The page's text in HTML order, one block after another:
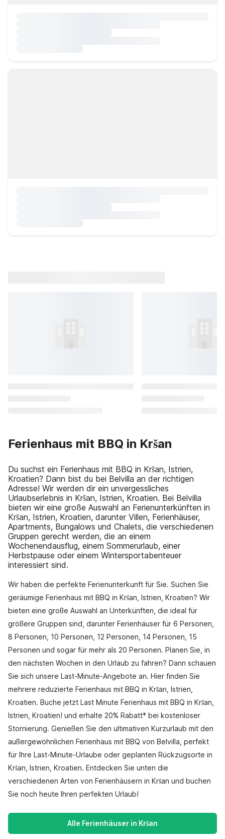
Ferienhaus mit BBQ in Kršan
Du suchst ein Ferienhaus mit BBQ in Kršan, Istrien,
Kroatien? Dann bist du bei Belvilla an der richtigen
Adresse! Wir werden dir ein unvergessliches
Urlaubserlebnis in Kršan, Istrien, Kroatien. Bei Belvilla
bieten wir eine große Auswahl an Ferienunterkünften in
Kršan, Istrien, Kroatien, darunter Villen, Ferienhäuser,
Apartments, Bungalows und Chalets, die verschiedenen
Gruppen gerecht werden, die an einem
Wochenendausflug, einem Sommerurlaub, einer
Herbstpause oder einem Wintersportabenteuer
interessiert sind.
Wir haben die perfekte Ferienunterkunft für Sie. Suchen Sie
geräumige Ferienhaus mit BBQ in Kršan, Istrien, Kroatien? Wir
bieten eine große Auswahl an Unterkünften, die ideal für
größere Gruppen sind, darunter Ferienhäuser für 6 Personen,
8 Personen, 10 Personen, 12 Personen, 14 Personen, 15
Personen und sogar für mehr als 20 Personen. Planen Sie, in
den nächsten Wochen in den Urlaub zu fahren? Dann schauen
Sie sich unsere Last-Minute-Angebote an. Hier finden Sie
mehrere reduzierte Ferienhaus mit BBQ in Kršan, Istrien,
Kroatien. Buche jetzt Last Minute Ferienhaus mit BBQ in Kršan,
Istrien, Kroatien! und erhalte 20% Rabatt* bei kostenloser
Stornierung. Genießen Sie den ultimativen Kurzurlaub mit den
außergewöhnlichen Ferienhaus mit BBQ von Belvilla, perfekt
für Ihre Last-Minute-Urlaube oder geplanten Rückzugsorte in
Kršan, Istrien, Kroatien. Entdecken Sie unten die
verschiedenen Arten von Ferienhäusern in Kršan und buchen
Sie noch heute Ihren perfekten Urlaub!
Alle Ferienhäuser in Kršan